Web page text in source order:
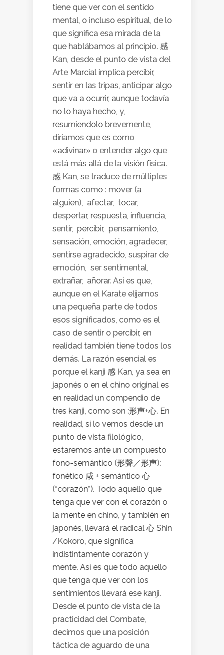
tiene que ver con el sentido
mental, o incluso espiritual, de lo
que significa esa mirada de la
que hablábamos al principio. 感
Kan, desde el punto de vista del
Arte Marcial implica percibir,
sentir en las tripas, anticipar algo
que va a ocurrir, aunque todavía
no lo haya hecho, y,
resumiendolo brevemente,
diríamos que es como
«adivinar» o entender algo que
está más allá de la visión física.
感 Kan, se traduce de múltiples
formas como : mover (a
alguien), afectar, tocar,
despertar, respuesta, influencia,
sentir, percibir, pensamiento,
sensación, emoción, agradecer,
sentirse agradecido, suspirar de
emoción, ser sentimental,
extrañar, añorar. Así es que,
aunque en el Karate elijamos
una pequeña parte de todos
esos significados, como es el
caso de sentir o percibir, en
realidad también tiene todos los
demás. La razón esencial es
porque el kanji 感 Kan, ya sea en
japonés o en el chino original es
en realidad un compendio de
tres kanji, como son :形声+心. En
realidad, sí lo vemos desde un
punto de vista filológico,
estaremos ante un compuesto
fono-semántico (形聲／形声):
fonético 咸 + semántico 心
(“corazón”). Todo aquello que
tenga que ver con el corazón o
la mente en chino, y también en
japonés, llevará el radical 心 Shin
/Kokoro, que significa
indistintamente corazón y
mente. Así es que todo aquello
que tenga que ver con los
sentimientos llevará ese kanji.
Desde el punto de vista de la
practicidad del Combate,
decimos que una posición
táctica de aguardo de una